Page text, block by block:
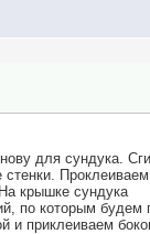
для сундука.
Проклеиваем
крышке сундука
по которым будем
и приклеиваем